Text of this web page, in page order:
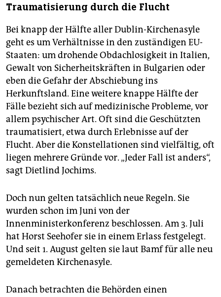
Traumatisierung durch die Flucht
Bei knapp der Hälfte aller Dublin-Kirchenasyle
geht es um Verhältnisse in den zuständigen EU-
Staaten: um drohende Obdachlosigkeit in Italien,
Gewalt von Sicherheitskräften in Bulgarien oder
eben die Gefahr der Abschiebung ins
Herkunftsland. Eine weitere knappe Hälfte der
Fälle bezieht sich auf medizinische Probleme, vor
allem psychischer Art. Oft sind die Geschützten
traumatisiert, etwa durch Erlebnisse auf der
Flucht. Aber die Konstellationen sind vielfältig, oft
liegen mehrere Gründe vor. „Jeder Fall ist anders“,
sagt Dietlind Jochims.
Doch nun gelten tatsächlich neue Regeln. Sie
wurden schon im Juni von der
Innenministerkonferenz beschlossen. Am 3. Juli
hat Horst Seehofer sie in einem Erlass festgelegt.
Und seit 1. August gelten sie laut Bamf für alle neu
gemeldeten Kirchenasyle.
Danach betrachten die Behörden einen